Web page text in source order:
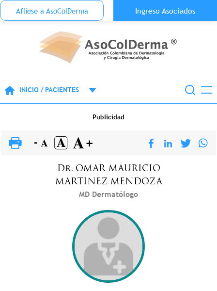
Pasar al contenido principal
Menu Top Anónimo
Aflíese a AsoColDerma Ingreso Asociados
INICIO / PACIENTES
Publicidad
Dr. OMAR MAURICIO
MARTINEZ MENDOZA
MD Dermatólogo